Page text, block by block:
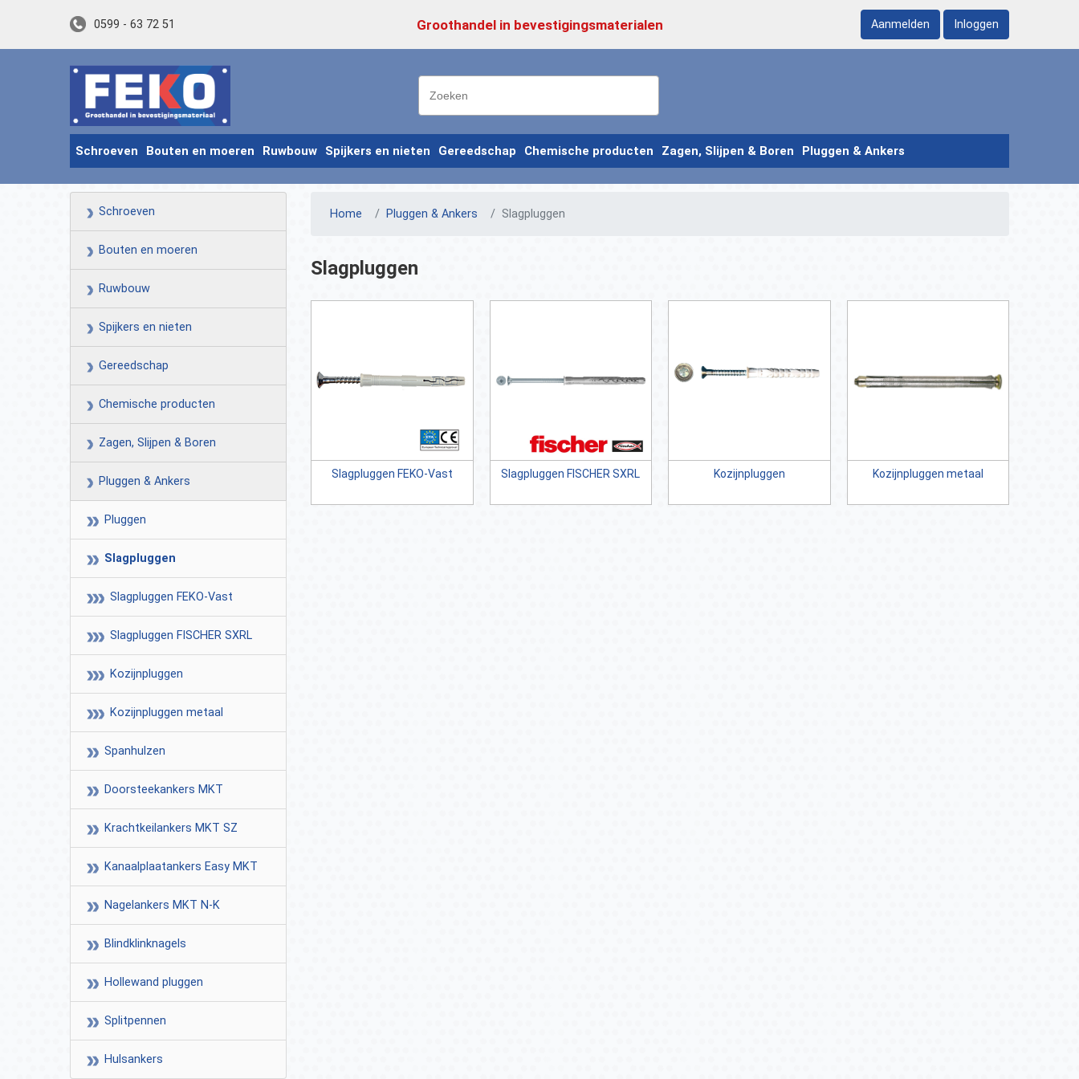
0599 - 63 72 51 Groothandel in bevestigingsmaterialen Aanmelden Inloggen
Schroeven Bouten en moeren Ruwbouw Spijkers en nieten Gereedschap Chemische producten Zagen, Slijpen & Boren Pluggen & Ankers
Schroeven
Bouten en moeren
Ruwbouw
Spijkers en nieten
Gereedschap
Chemische producten
Zagen, Slijpen & Boren
Pluggen & Ankers
Pluggen
Slagpluggen
Slagpluggen FEKO-Vast
Slagpluggen FISCHER SXRL
Kozijnpluggen
Kozijnpluggen metaal
Spanhulzen
Doorsteekankers MKT
Krachtkeilankers MKT SZ
Kanaalplaatankers Easy MKT
Nagelankers MKT N-K
Blindklinknagels
Hollewand pluggen
Splitpennen
Hulsankers
Home Pluggen & Ankers Slagpluggen
Slagpluggen
Slagpluggen FEKO-Vast Slagpluggen FISCHER SXRL Kozijnpluggen Kozijnpluggen metaal